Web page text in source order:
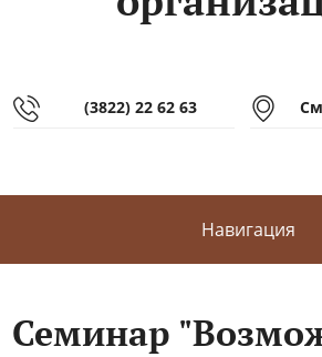
(3822) 22 62 63
Навигация
Семинар